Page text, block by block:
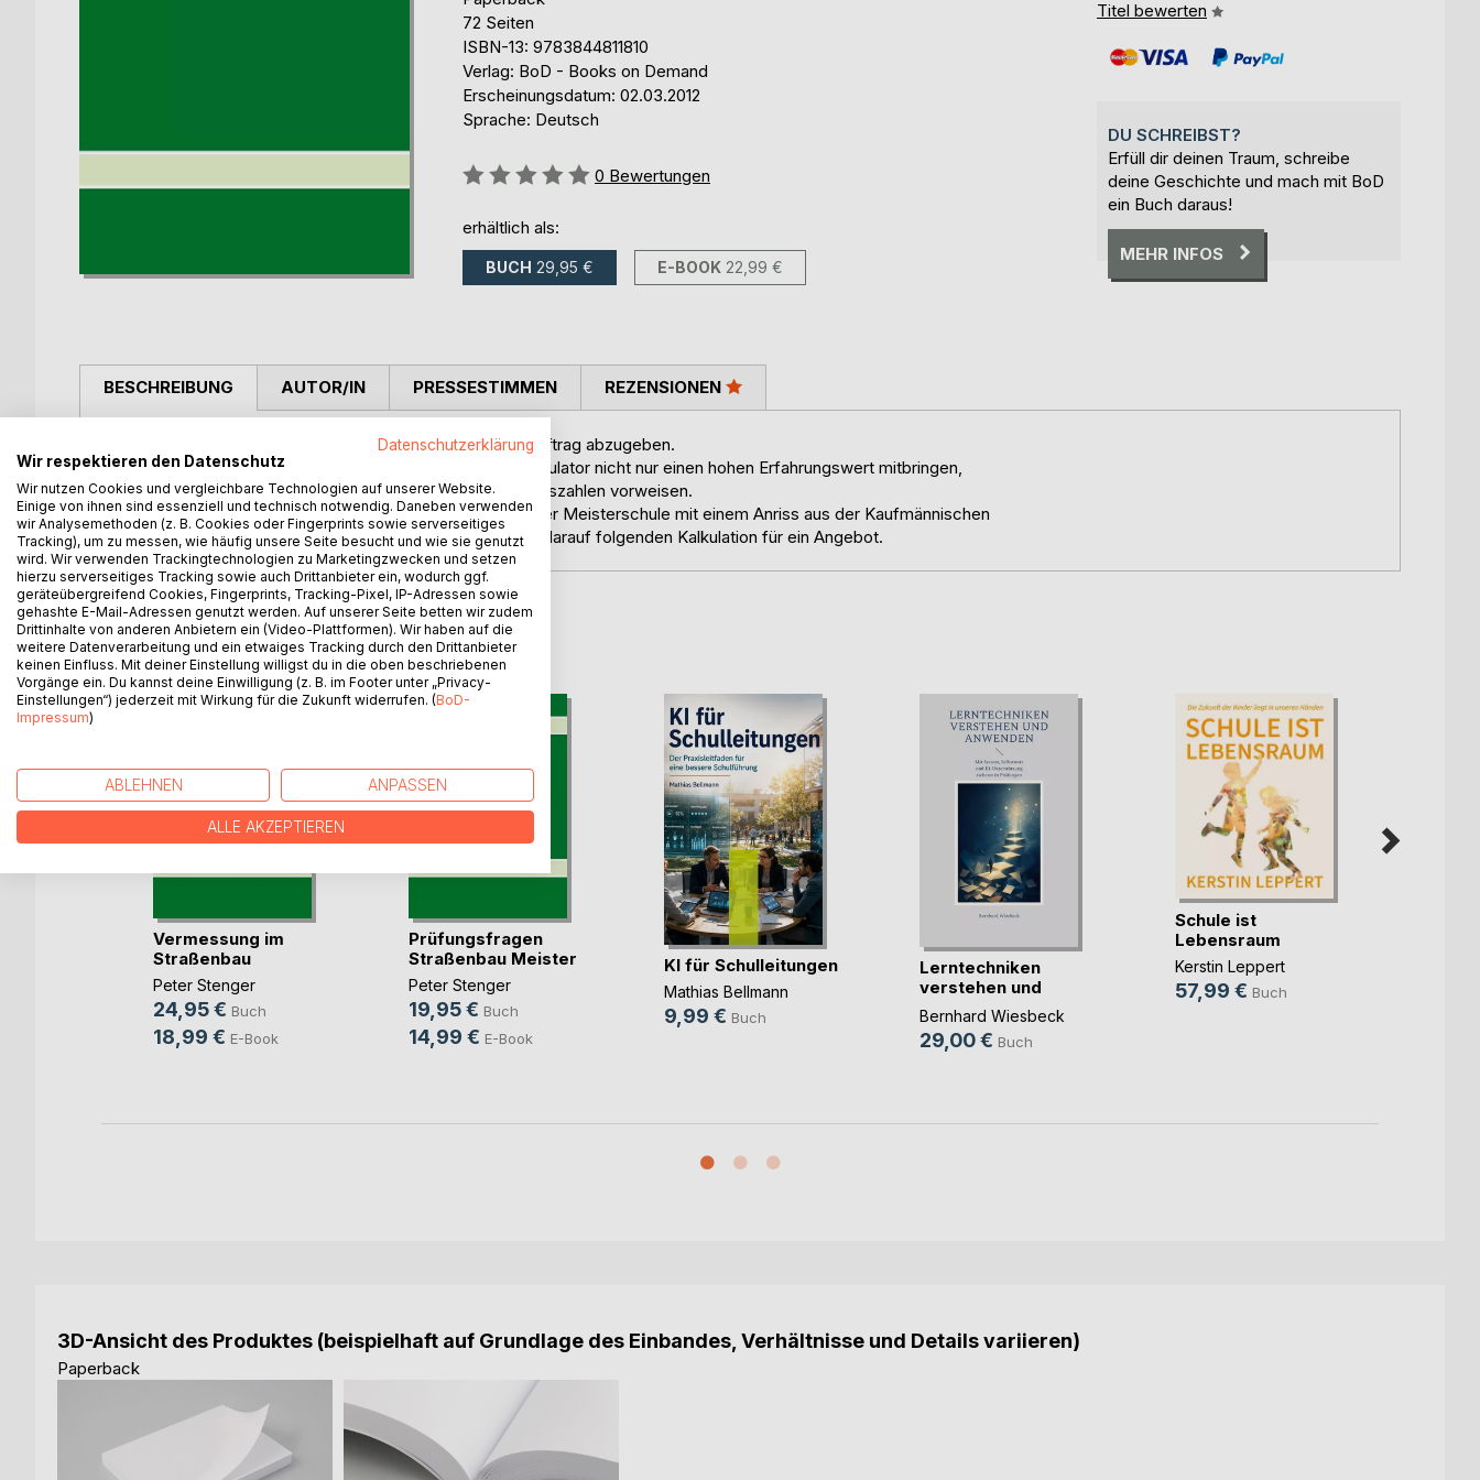
72 Seiten
ISBN-13: 9783844811810
Verlag: BoD - Books on Demand
Erscheinungsdatum: 02.03.2012
Sprache: Deutsch
Bewertung::
0 Bewertungen
erhältlich als:
BUCH 29,95 € E-BOOK 22,99 €
Titel bewerten
DU SCHREIBST?
Erfüll dir deinen Traum, schreibe
deine Geschichte und mach mit BoD
ein Buch daraus!
MEHR INFOS
BESCHREIBUNG
Am Anfang besteht der Wunsch ein Angebot für einen Auftrag abzugeben.
Jedoch muss jeder Selbstständige wie auch spätere Kalkulator nicht nur einen hohen Erfahrungswert mitbringen,
sondern auch das theoretische Wissen über die Geschäftszahlen vorweisen.
Hier gibt es jetzt eine "Schritt für Schritt" Anleitung aus der Meisterschule mit einem Anriss aus der Kaufmännischen
Abteilung, sprich Kosten und Leistungsrechnung und der darauf folgenden Kalkulation für ein Angebot.
AUTOR/IN PRESSESTIMMEN REZENSIONEN
WEITERE TITEL BEIBoD
Vermessung im
Straßenbau
Peter Stenger
24,95 € Buch
18,99 € E-Book
Prüfungsfragen
Straßenbau Meister
Peter Stenger
19,95 € Buch
14,99 € E-Book
KI für Schulleitungen
Mathias Bellmann
9,99 € Buch
Lerntechniken
verstehen und
anwenden
Bernhard Wiesbeck
29,00 € Buch
Schule ist
Lebensraum
Kerstin Leppert
57,99 € Buch
3D-Ansicht des Produktes (beispielhaft auf Grundlage des Einbandes, Verhältnisse und Details variieren)
Paperback
Datenschutzerklärung
Wir respektieren den Datenschutz
Wir nutzen Cookies und vergleichbare Technologien auf unserer Website.
Einige von ihnen sind essenziell und technisch notwendig. Daneben verwenden
wir Analysemethoden (z. B. Cookies oder Fingerprints sowie serverseitiges
Tracking), um zu messen, wie häufig unsere Seite besucht und wie sie genutzt
wird. Wir verwenden Trackingtechnologien zu Marketingzwecken und setzen
hierzu serverseitiges Tracking sowie auch Drittanbieter ein, wodurch ggf.
geräteübergreifend Cookies, Fingerprints, Tracking-Pixel, IP-Adressen sowie
gehashte E-Mail-Adressen genutzt werden. Auf unserer Seite betten wir zudem
Drittinhalte von anderen Anbietern ein (Video-Plattformen). Wir haben auf die
weitere Datenverarbeitung und ein etwaiges Tracking durch den Drittanbieter
keinen Einfluss. Mit deiner Einstellung willigst du in die oben beschriebenen
Vorgänge ein. Du kannst deine Einwilligung (z. B. im Footer unter „Privacy-
Einstellungen“) jederzeit mit Wirkung für die Zukunft widerrufen. (BoD-
Impressum)
ABLEHNEN ANPASSEN
ALLE AKZEPTIEREN